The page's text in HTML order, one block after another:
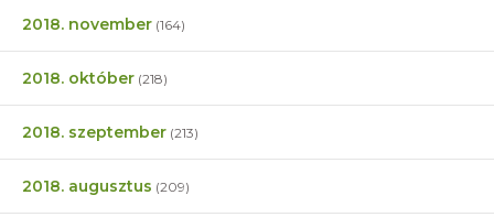
2018. november (164)
2018. október (218)
2018. szeptember (213)
2018. augusztus (209)